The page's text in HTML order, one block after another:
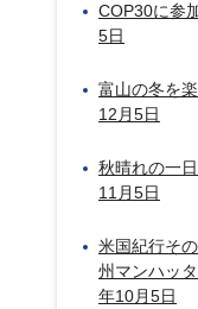
COP30に参
5日
富山の冬を
12月5日
秋晴れの一
11月5日
米国紀行そ
州マンハッ
年10月5日